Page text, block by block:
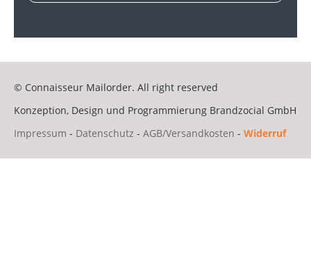
© Connaisseur Mailorder. All right reserved
Konzeption, Design und Programmierung Brandzocial GmbH
Impressum - Datenschutz - AGB/Versandkosten - Widerruf